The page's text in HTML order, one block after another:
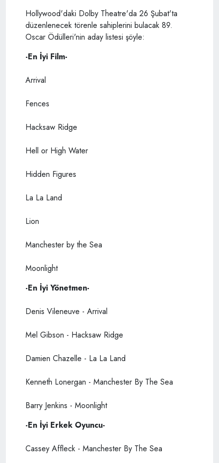
Hollywood'daki Dolby Theatre'da 26 Şubat'ta
düzenlenecek törenle sahiplerini bulacak 89.
Oscar Ödülleri'nin aday listesi şöyle:
-En İyi Film-
Arrival
Fences
Hacksaw Ridge
Hell or High Water
Hidden Figures
La La Land
Lion
Manchester by the Sea
Moonlight
-En İyi Yönetmen-
Denis Vileneuve - Arrival
Mel Gibson - Hacksaw Ridge
Damien Chazelle - La La Land
Kenneth Lonergan - Manchester By The Sea
Barry Jenkins - Moonlight
-En İyi Erkek Oyuncu-
Cassey Affleck - Manchester By The Sea